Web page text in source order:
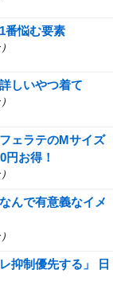
番悩む要素
しいやつ着て
ェラテのMサイズ
お得！
んで有意義なイメ
抑制優先する」 日